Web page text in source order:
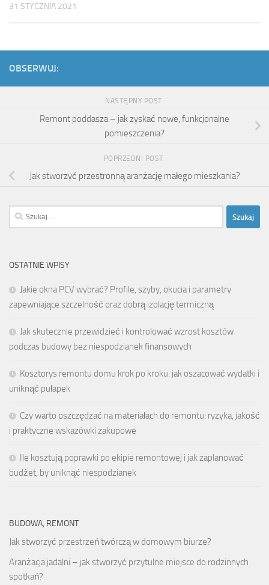
31 STYCZNIA 2021
OBSERWUJ:
NASTĘPNY POST
Remont poddasza – jak zyskać nowe, funkcjonalne
pomieszczenia?
POPRZEDNI POST
Jak stworzyć przestronną aranżację małego mieszkania?
Szukaj:
OSTATNIE WPISY
Jakie okna PCV wybrać? Profile, szyby, okucia i parametry
zapewniające szczelność oraz dobrą izolację termiczną
Jak skutecznie przewidzieć i kontrolować wzrost kosztów
podczas budowy bez niespodzianek finansowych
Kosztorys remontu domu krok po kroku: jak oszacować wydatki i
uniknąć pułapek
Czy warto oszczędzać na materiałach do remontu: ryzyka, jakość
i praktyczne wskazówki zakupowe
Ile kosztują poprawki po ekipie remontowej i jak zaplanować
budżet, by uniknąć niespodzianek
BUDOWA, REMONT
Jak stworzyć przestrzeń twórczą w domowym biurze?
Aranżacja jadalni – jak stworzyć przytulne miejsce do rodzinnych
spotkań?